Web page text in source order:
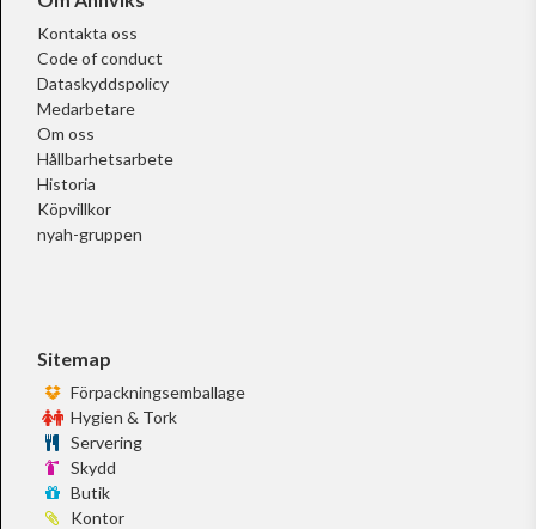
Kontakta oss
Code of conduct
Dataskyddspolicy
Medarbetare
Om oss
Hållbarhetsarbete
Historia
Köpvillkor
nyah-gruppen
Sitemap
Förpackningsemballage
Hygien & Tork
Servering
Skydd
Butik
Kontor